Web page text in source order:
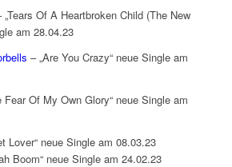
„Tears Of A Heartbroken Child (The New
am 28.04.23
– „Are You Crazy“ neue Single am
Fear Of My Own Glory“ neue Single am
Lover“ neue Single am 08.03.23
Boom“ neue Single am 24.02.23